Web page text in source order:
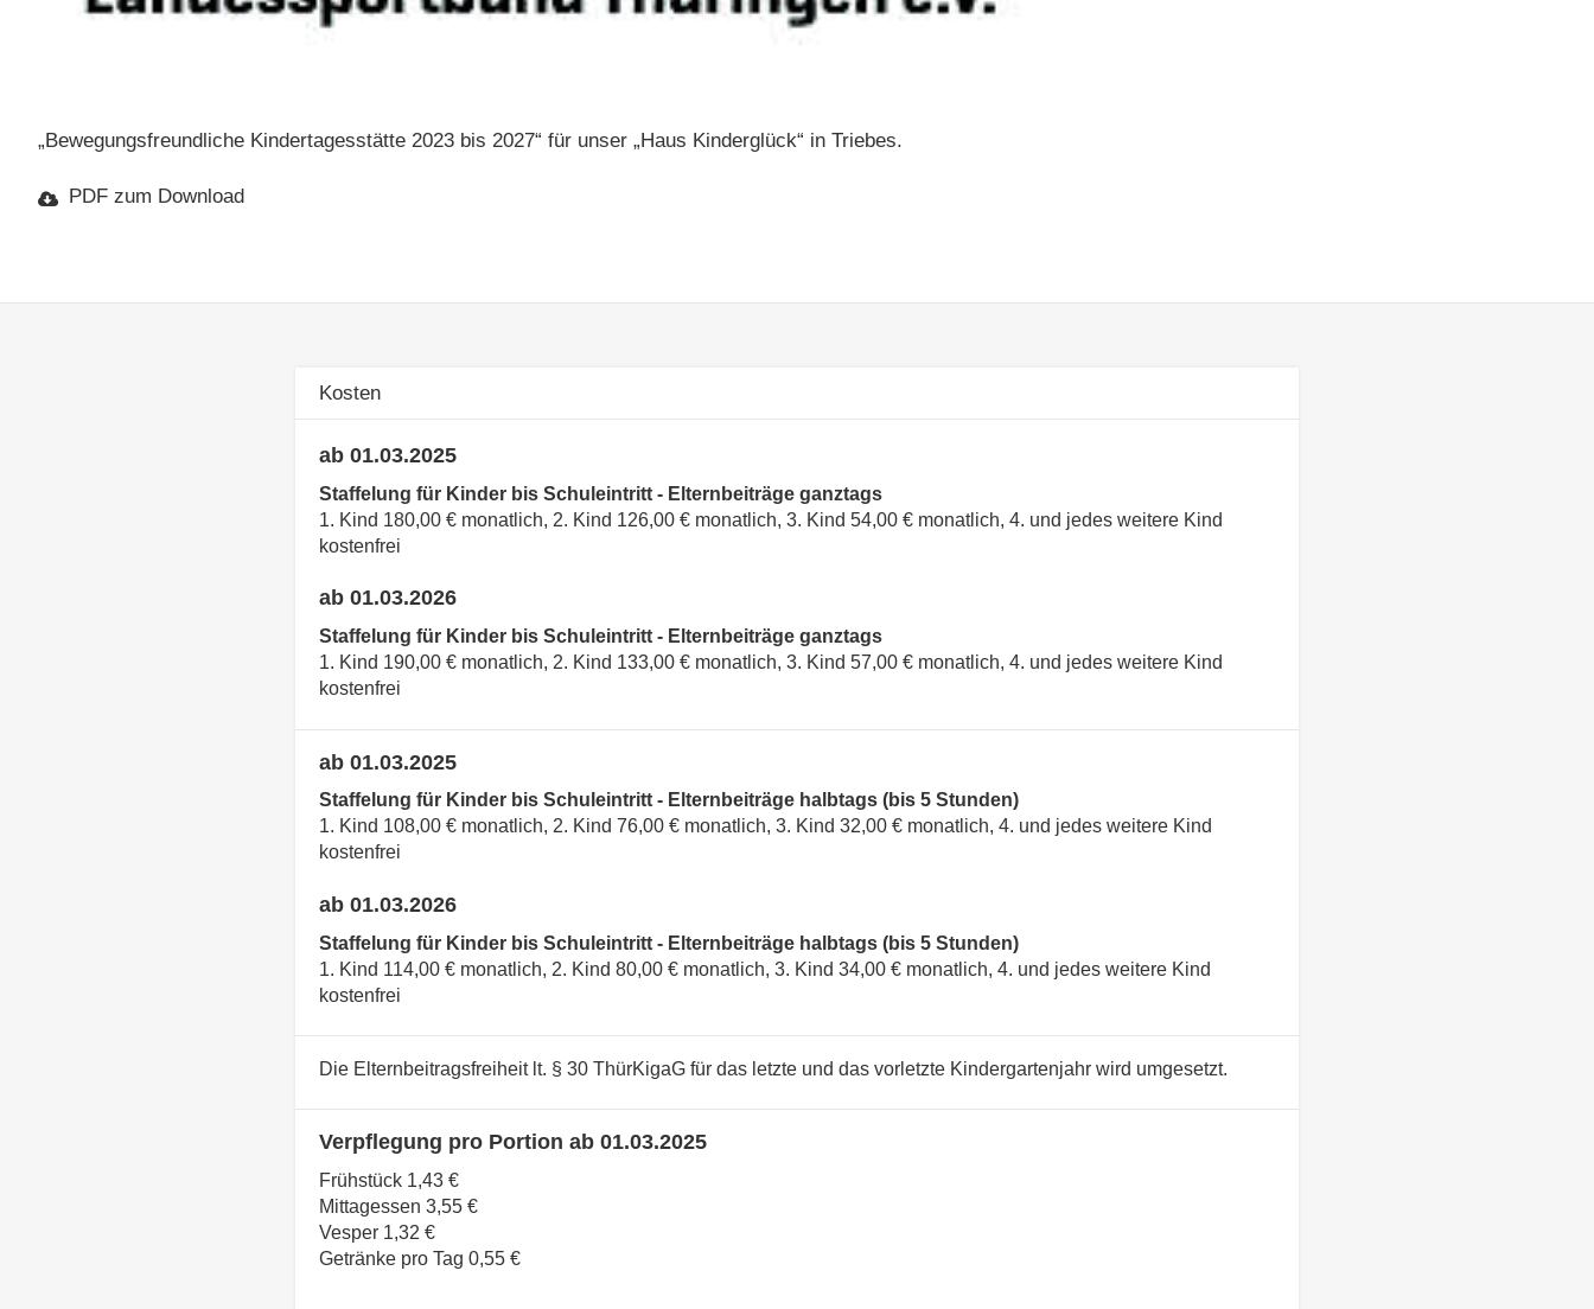
„Bewegungsfreundliche Kindertagesstätte 2023 bis 2027“ für unser „Haus Kinderglück“ in Triebes.
PDF zum Download
Kosten
ab 01.03.2025
Staffelung für Kinder bis Schuleintritt - Elternbeiträge ganztags
1. Kind 180,00 € monatlich, 2. Kind 126,00 € monatlich, 3. Kind 54,00 € monatlich, 4. und jedes weitere Kind
kostenfrei
ab 01.03.2026
Staffelung für Kinder bis Schuleintritt - Elternbeiträge ganztags
1. Kind 190,00 € monatlich, 2. Kind 133,00 € monatlich, 3. Kind 57,00 € monatlich, 4. und jedes weitere Kind
kostenfrei
ab 01.03.2025
Staffelung für Kinder bis Schuleintritt - Elternbeiträge halbtags (bis 5 Stunden)
1. Kind 108,00 € monatlich, 2. Kind 76,00 € monatlich, 3. Kind 32,00 € monatlich, 4. und jedes weitere Kind
kostenfrei
ab 01.03.2026
Staffelung für Kinder bis Schuleintritt - Elternbeiträge halbtags (bis 5 Stunden)
1. Kind 114,00 € monatlich, 2. Kind 80,00 € monatlich, 3. Kind 34,00 € monatlich, 4. und jedes weitere Kind
kostenfrei
Die Elternbeitragsfreiheit lt. § 30 ThürKigaG für das letzte und das vorletzte Kindergartenjahr wird umgesetzt.
Verpflegung pro Portion ab 01.03.2025
Frühstück 1,43 €
Mittagessen 3,55 €
Vesper 1,32 €
Getränke pro Tag 0,55 €